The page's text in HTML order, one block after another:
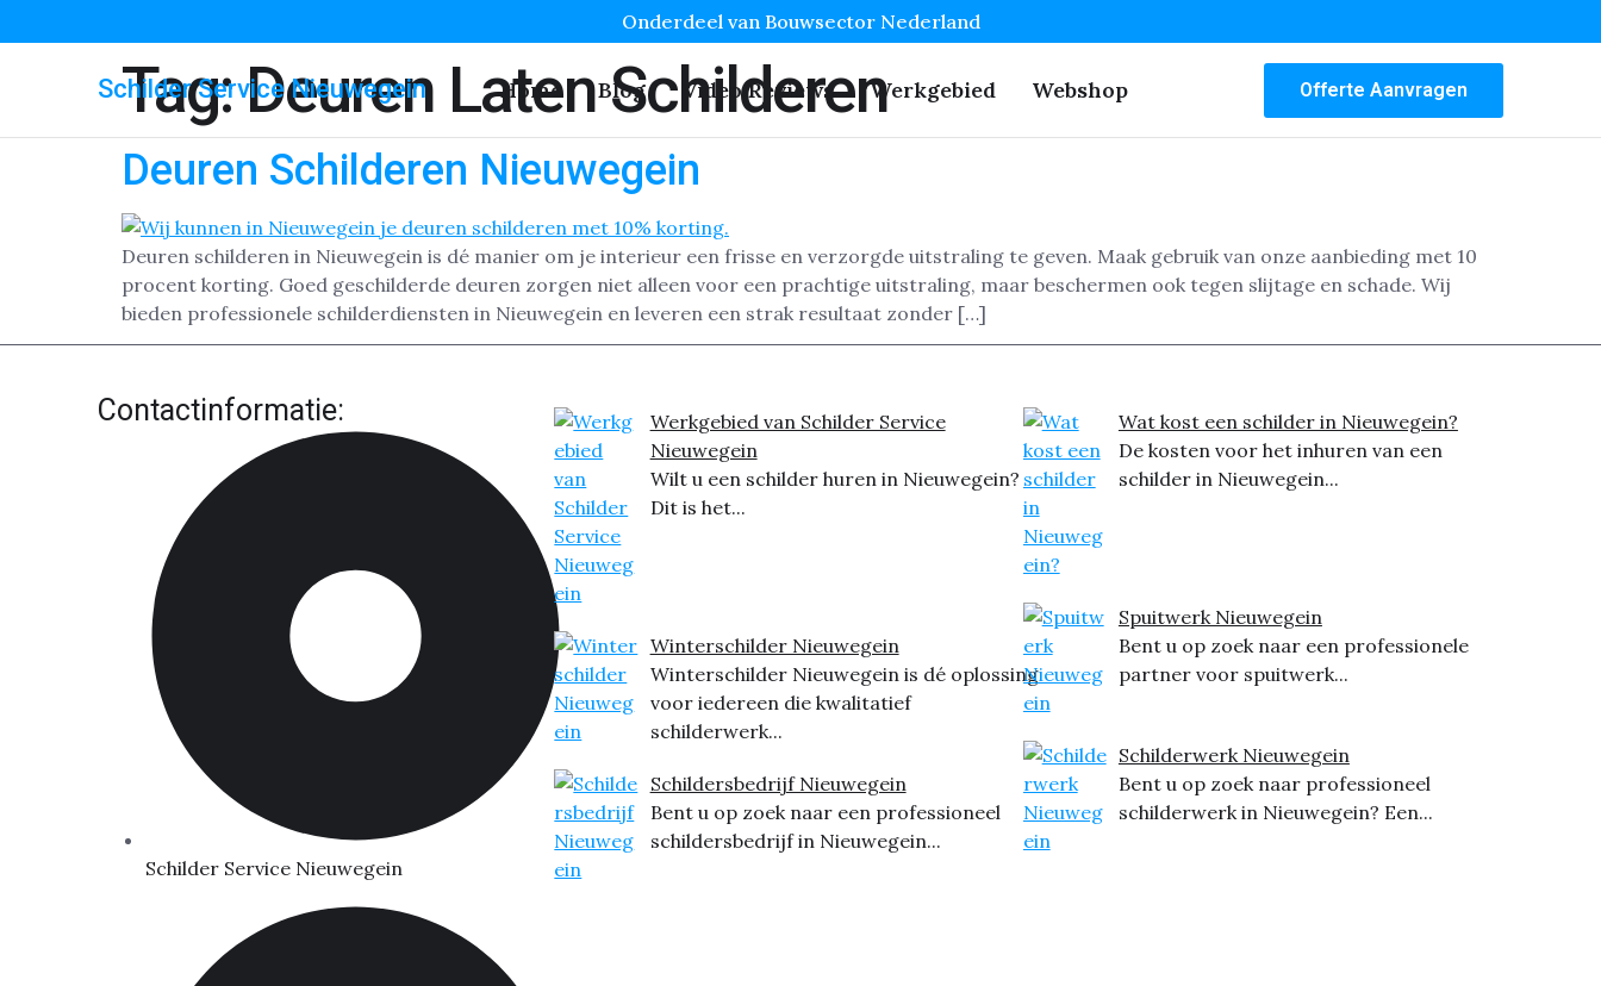
Onderdeel van Bouwsector Nederland
Schilder Service Nieuwegein Home Blog Video Reviews Werkgebied Webshop Offerte Aanvragen
Tag:Deuren Laten Schilderen
Deuren Schilderen Nieuwegein
Deuren schilderen in Nieuwegein is dé manier om je interieur een frisse en verzorgde uitstraling te geven. Maak gebruik van onze aanbieding met 10
procent korting. Goed geschilderde deuren zorgen niet alleen voor een prachtige uitstraling, maar beschermen ook tegen slijtage en schade. Wij
bieden professionele schilderdiensten in Nieuwegein en leveren een strak resultaat zonder […]
Contactinformatie:
Schilder Service Nieuwegein
Werkgebied van Schilder Service
Nieuwegein
Wilt u een schilder huren in Nieuwegein?
Dit is het...
Winterschilder Nieuwegein
Winterschilder Nieuwegein is dé oplossing
voor iedereen die kwalitatief
schilderwerk...
Schildersbedrijf Nieuwegein
Bent u op zoek naar een professioneel
schildersbedrijf in Nieuwegein...
Wat kost een schilder in Nieuwegein?
De kosten voor het inhuren van een
schilder in Nieuwegein...
Spuitwerk Nieuwegein
Bent u op zoek naar een professionele
partner voor spuitwerk...
Schilderwerk Nieuwegein
Bent u op zoek naar professioneel
schilderwerk in Nieuwegein? Een...